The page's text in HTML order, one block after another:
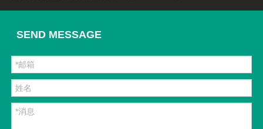
SEND MESSAGE